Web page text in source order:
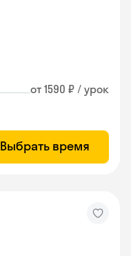
от 1590 ₽ / урок
Выбрать время